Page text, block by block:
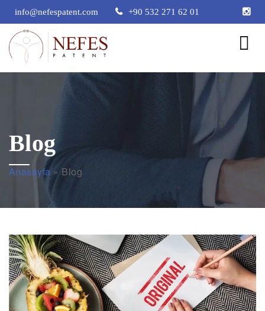
info@nefespatent.com +90 532 271 62 01
Blog
Anasayfa »Blog